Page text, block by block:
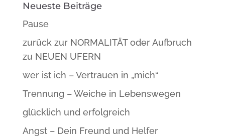
Neueste Beiträge
Pause
zurück zur NORMALITÄT oder Aufbruch
zu NEUEN UFERN
wer ist ich – Vertrauen in „mich“
Trennung – Weiche in Lebenswegen
glücklich und erfolgreich
Angst – Dein Freund und Helfer